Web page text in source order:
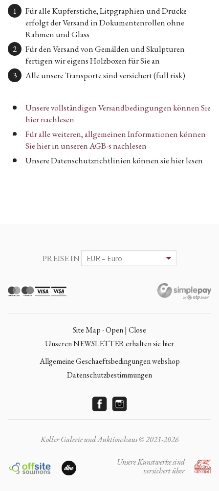
Für alle Kupferstiche, Litpgraphien und Drucke
erfolgt der Versand in Dokumentenrollen ohne
Rahmen und Glass
Für den Versand von Gemälden und Skulpturen
fertigen wir eigens Holzboxen für Sie an
Alle unsere Transporte sind versichert (full risk)
Unsere vollständigen Versandbedingungen können Sie
hier nachlesen
Für alle weiteren, allgemeinen Informationen können
Sie hier in unseren AGB-s nachlesen
Unsere Datenschutzrichtlinien können sie hier lesen
PREISE IN
Site Map - Open | Close
Unseren NEWSLETTER erhalten sie hier
Allgemeine Geschaeftsbedingungen webshop
Datenschutzbestimmungen
Koller Galerie und Auktionshaus © 2021-2026
Unsere Kunstwerke sind
versichert über